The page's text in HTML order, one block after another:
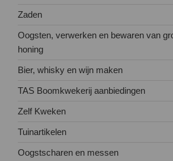
Zaden
Oogsten, verwerken en bewaren van
honing
Bier, whisky en wijn maken
TAS Boomkwekerij aanbiedingen
Zelf Kweken
Tuinartikelen
Oogstscharen en messen